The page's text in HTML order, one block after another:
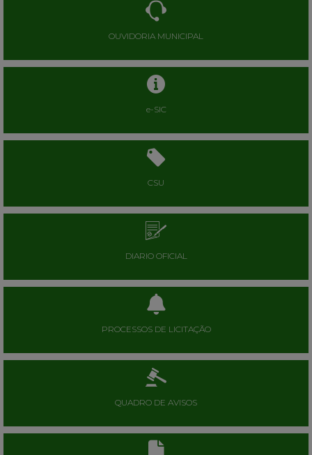
OUVIDORIA MUNICIPAL
e-SIC
CSU
DIARIO OFICIAL
PROCESSOS DE LICITAÇÃO
QUADRO DE AVISOS